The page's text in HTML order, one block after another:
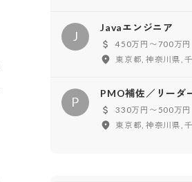
J
Javaエンジニア
450万円〜700万円
P
PMO補佐／リーダ
330万円〜500万円